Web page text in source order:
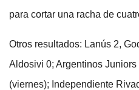
para cortar una racha de
Otros resultados: Lanús 2,
Aldosivi 0; Argentinos Juniors
(viernes); Independiente